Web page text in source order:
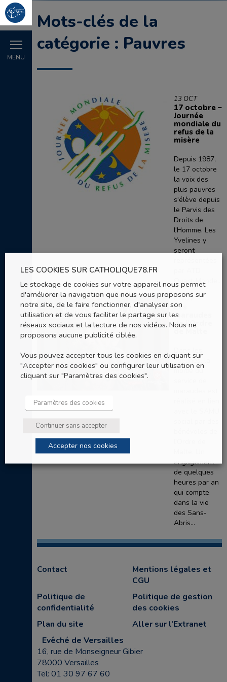
MENU
Mots-clés de la
catégorie : Pauvres
13 OCT
17 octobre –
Journée
mondiale du
refus de la
misère
Depuis 1987,
le 17 octobre
la voix des
plus pauvres
s'élève depuis
le Parvis des
Droits de
l'Homme. Les
Yvelines y
seront
Quart-Monde...
6 NOV
Les
maraudes
de l’Ordre
Yvelines, la
moitié du
engagement
de quelques
heures par an
qui compte
dans la vie
des Sans-
Abris...
Contact
Mentions légales et
CGU
Politique de
confidentialité
Politique de gestion
des cookies
Plan du site
Aller sur l’Extranet
Evêché de Versailles
16, rue de Monseigneur Gibier
78000 Versailles
Tel: 01 30 97 67 60
LES COOKIES SUR CATHOLIQUE78.FR
Le stockage de cookies sur votre appareil nous permet
d'améliorer la navigation que nous vous proposons sur
notre site, de le faire fonctionner, d'analyser son
utilisation et de vous faciliter le partage sur les
réseaux sociaux et la lecture de nos vidéos. Nous ne
proposons aucune publicité ciblée.
Vous pouvez accepter tous les cookies en cliquant sur
"Accepter nos cookies" ou configurer leur utilisation en
cliquant sur "Paramètres des cookies".
Paramètres des cookies
Continuer sans accepter
Accepter nos cookies